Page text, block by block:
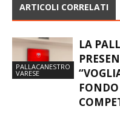
ARTICOLI CORRELATI
PALLACANESTRO
VARESE
LA